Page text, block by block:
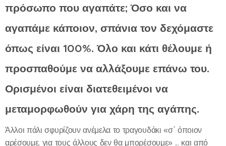
πρόσωπο που αγαπάτε; Όσο και να
αγαπάμε κάποιον, σπάνια τον δεχόμαστε
όπως είναι 100%. Όλο και κάτι θέλουμε ή
προσπαθούμε να αλλάξουμε επάνω του.
Ορισμένοι είναι διατεθειμένοι να
μεταμορφωθούν για χάρη της αγάπης.
Άλλοι πάλι σφυρίζουν ανέμελα το τραγουδάκι «σ΄ όποιον
αρέσουμε, για τους άλλους δεν θα μπορέσουμε» ... και από